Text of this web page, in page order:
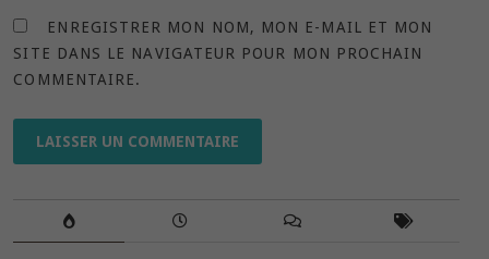
ENREGISTRER MON NOM, MON E-MAIL ET MON
SITE DANS LE NAVIGATEUR POUR MON PROCHAIN
COMMENTAIRE.